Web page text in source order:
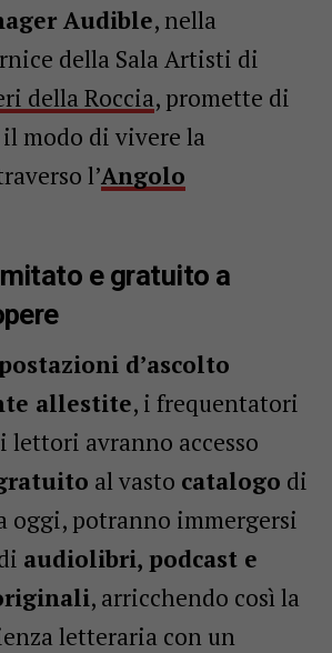
Audible, nella
della Sala Artisti di
della Roccia, promette di
modo di vivere la
l’Angolo
e gratuito a
d’ascolto
allestite, i frequentatori
lettori avranno accesso
al vasto catalogo di
oggi, potranno immergersi
audiolibri, podcast e
, arricchendo così la
letteraria con un